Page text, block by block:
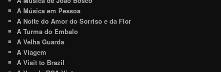
A Música em Pessoa
A Noite do Amor do Sorriso e da Flor
A Turma do Embalo
A Velha Guarda
A Viagem
A Visit to Brazil